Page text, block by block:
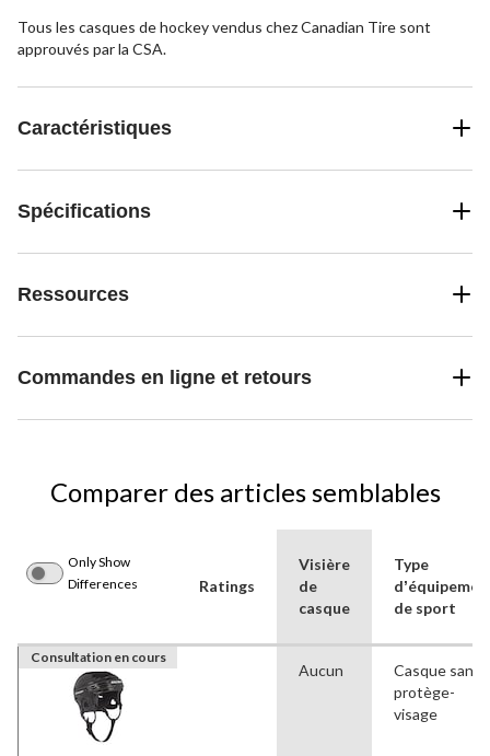
Tous les casques de hockey vendus chez Canadian Tire sont
approuvés par la CSA.
Caractéristiques
Spécifications
Ressources
Commandes en ligne et retours
Comparer des articles semblables
Only Show
Differences
Ratings
Visière
de
casque
Type
de sport
Consultation en cours
Aucun
Casque sans
protège-
visage